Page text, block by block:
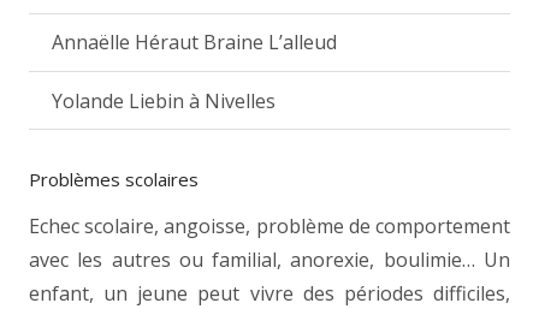
Annaëlle Héraut Braine L’alleud
Yolande Liebin à Nivelles
Problèmes scolaires
Echec scolaire, angoisse, problème de comportement
avec les autres ou familial, anorexie, boulimie… Un
enfant, un jeune peut vivre des périodes difficiles,